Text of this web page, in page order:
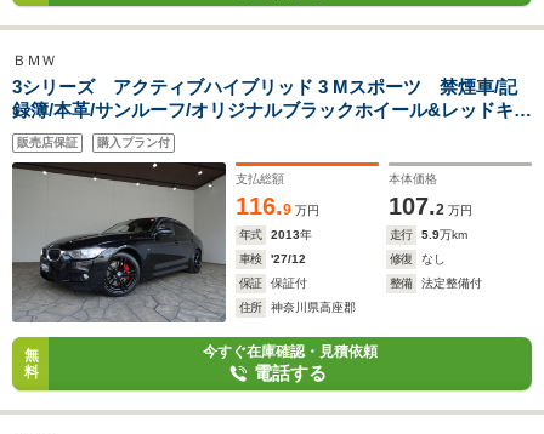
ＢＭＷ
3シリーズ アクティブハイブリッド 3 Mスポーツ 禁煙車/記
録簿/本革/サンルーフ/オリジナルブラックホイール&レッドキャ
リパー/ナビ地デジ/Bluetooth/Bカメラ/HID/ETC/スマートキー/
クルーズコントロール/シートヒーター/パドルシフト/オートラ
イト/パワーシート/
販売店保証 購入プラン付
支払総額
116.9 万円
本体価格
107.2 万円
年式
2013年 走行 5.9万km
車検
'27/12 修復
なし
保証
保証付 整備
法定整備付
住所
神奈川県高座郡
無
料
今すぐ在庫確認・見積依頼
電話する